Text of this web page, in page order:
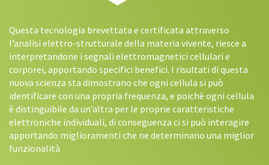
Questa tecnologia brevettata e certificata attraverso
l’analisi elettro-strutturale della materia vivente, riesce a
interpretandone i segnali elettromagnetici cellulari e
corporei, apportando specifici benefici. I risultati di questa
nuova scienza sta dimostrano che ogni cellula si può
identificare con una propria frequenza, e poichè ogni cellula
è distinguibile da un’altra per le proprie caratteristiche
elettroniche individuali, di conseguenza ci si può interagire
apportando miglioramenti che ne determinano una miglior
funzionalità